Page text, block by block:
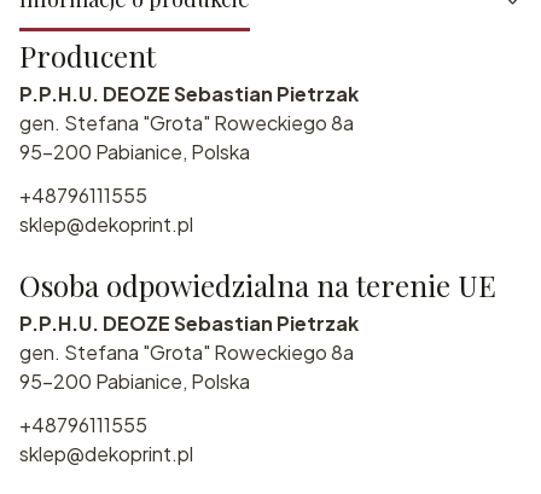
Producent
P.P.H.U. DEOZE Sebastian Pietrzak
gen. Stefana "Grota" Roweckiego 8a
95-200 Pabianice, Polska
+48796111555
sklep@dekoprint.pl
Osoba odpowiedzialna na terenie UE
P.P.H.U. DEOZE Sebastian Pietrzak
gen. Stefana "Grota" Roweckiego 8a
95-200 Pabianice, Polska
+48796111555
sklep@dekoprint.pl